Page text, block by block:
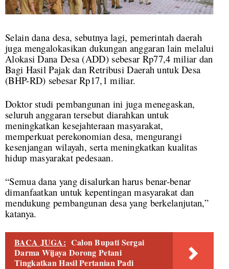
Selain dana desa, sebutnya lagi, pemerintah daerah
juga mengalokasikan dukungan anggaran lain melalui
Alokasi Dana Desa (ADD) sebesar Rp77,4 miliar dan
Bagi Hasil Pajak dan Retribusi Daerah untuk Desa
(BHP-RD) sebesar Rp17,1 miliar.
Doktor studi pembangunan ini juga menegaskan,
seluruh anggaran tersebut diarahkan untuk
meningkatkan kesejahteraan masyarakat,
memperkuat perekonomian desa, mengurangi
kesenjangan wilayah, serta meningkatkan kualitas
hidup masyarakat pedesaan.
“Semua dana yang disalurkan harus benar-benar
dimanfaatkan untuk kepentingan masyarakat dan
mendukung pembangunan desa yang berkelanjutan,”
katanya.
BACA JUGA: Calon Bupati Sergai
Darma Wijaya Dorong Petani
Tingkatkan Hasil Pertanian Padi